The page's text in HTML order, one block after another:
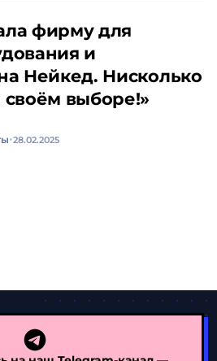
фирму для
и
Нейкед. Нисколько
выборе!»
·28.02.2025